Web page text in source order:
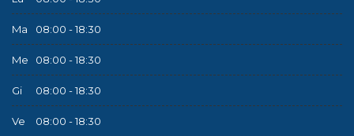
Ma 08:00 - 18:30
Me 08:00 - 18:30
Gi 08:00 - 18:30
Ve 08:00 - 18:30